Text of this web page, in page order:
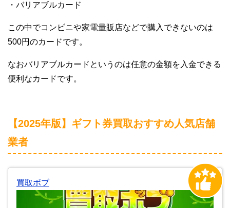
・バリアブルカード
この中でコンビニや家電量販店などで購入できないのは
500円のカードです。
なおバリアブルカードというのは任意の金額を入金できる
便利なカードです。
【2025年版】ギフト券買取おすすめ人気店舗
業者
買取ボブ